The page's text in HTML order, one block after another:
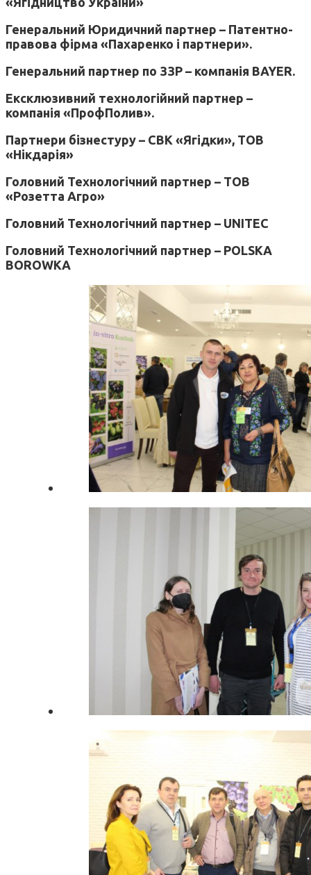
Генеральний Юридичний партнер – Патентно-
правова фірма «Пахаренко і партнери».
Генеральний партнер по ЗЗР – компанія BAYER.
Ексклюзивний технологійний партнер –
компанія «ПрофПолив».
Партнери бізнестуру – СВК «Ягідки», ТОВ
«Нікдарія»
Головний Технологічний партнер – ТОВ
«Розетта Агро»
Головний Технологічний партнер – UNITEC
Головний Технологічний партнер – POLSKA
BOROWKA